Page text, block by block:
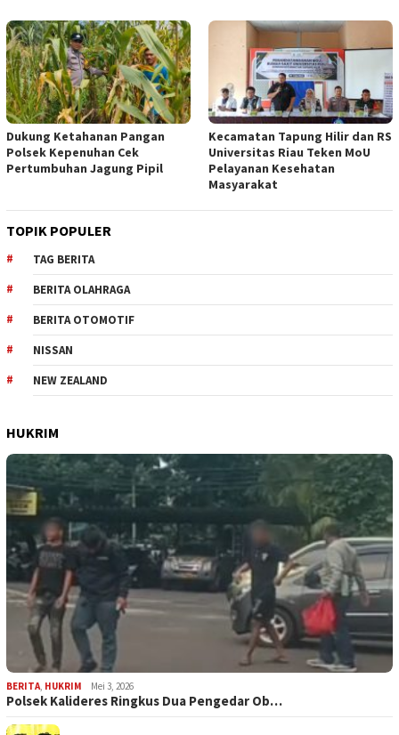
Dukung Ketahanan Pangan
Polsek Kepenuhan Cek
Pertumbuhan Jagung Pipil
Kecamatan Tapung Hilir dan RS
Universitas Riau Teken MoU
Pelayanan Kesehatan
Masyarakat
TOPIK POPULER
TAG BERITA
BERITA OLAHRAGA
BERITA OTOMOTIF
NISSAN
NEW ZEALAND
HUKRIM
BERITA, HUKRIM Mei 3, 2026
Polsek Kalideres Ringkus Dua Pengedar Ob…